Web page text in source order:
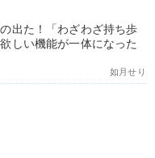
出た！「わざわざ持ち歩
しい機能が一体になった
如月せり